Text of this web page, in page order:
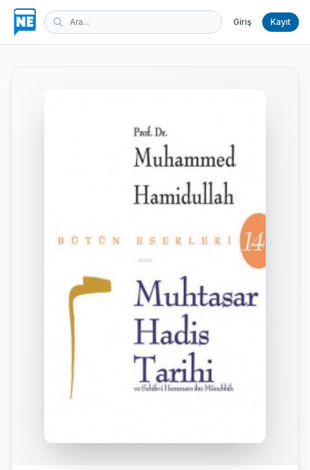
Giriş Kayıt